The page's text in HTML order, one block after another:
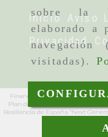
sobre la
elaborado a
navegación
visitadas).
Inicio Aviso
Privacidad